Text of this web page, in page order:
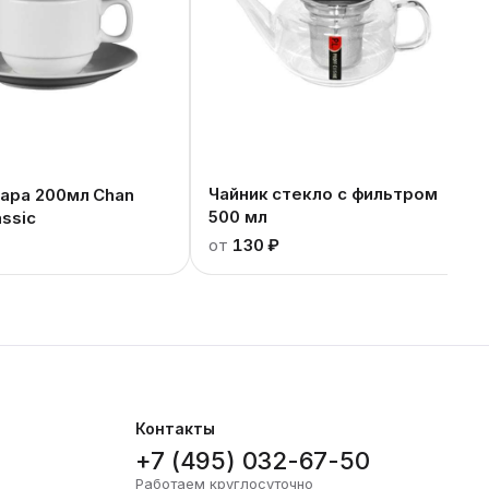
200мл Chan
Чайник стекло с фильтром
500 мл
от 130 ₽
Контакты
+7 (495) 032-67-50
Работаем круглосуточно